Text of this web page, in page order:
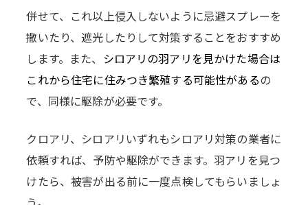
併せて、これ以上侵入しないように忌避スプレーを
撒いたり、遮光したりして対策することをおすすめ
します。また、 シロアリの羽アリを見かけた場合は
これから住宅に住みつき繁殖する可能性があるの
で、同様に駆除が必要です。
クロアリ、シロアリいずれもシロアリ対策の業者に
依頼すれば、予防や駆除ができます。羽アリを見つ
けたら、被害が出る前に一度点検してもらいましょ